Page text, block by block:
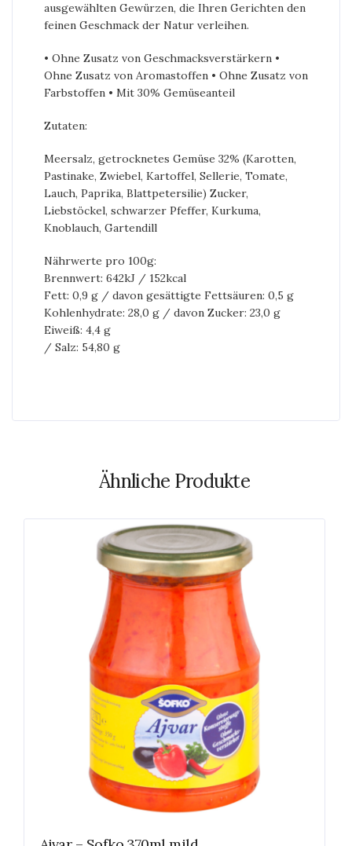
ausgewählten Gewürzen, die Ihren Gerichten den
feinen Geschmack der Natur verleihen.
• Ohne Zusatz von Geschmacksverstärkern •
Ohne Zusatz von Aromastoffen • Ohne Zusatz von
Farbstoffen • Mit 30% Gemüseanteil
Zutaten:
Meersalz, getrocknetes Gemüse 32% (Karotten,
Pastinake, Zwiebel, Kartoffel, Sellerie, Tomate,
Lauch, Paprika, Blattpetersilie) Zucker,
Liebstöckel, schwarzer Pfeffer, Kurkuma,
Knoblauch, Gartendill
Nährwerte pro 100g:
Brennwert: 642kJ / 152kcal
Fett: 0,9 g / davon gesättigte Fettsäuren: 0,5 g
Kohlenhydrate: 28,0 g / davon Zucker: 23,0 g
Eiweiß: 4,4 g
/ Salz: 54,80 g
Ähnliche Produkte